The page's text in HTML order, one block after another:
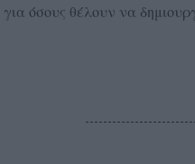
όσους θέλουν να